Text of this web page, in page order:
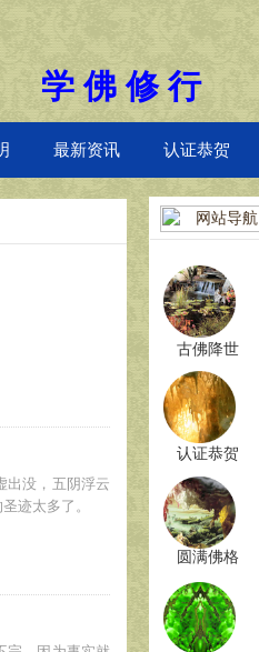
最新资讯 认证恭贺
学 佛 修 行
网站导航
圆满佛格
古佛降世
认证恭贺
出没，五阴浮云
迹太多了。